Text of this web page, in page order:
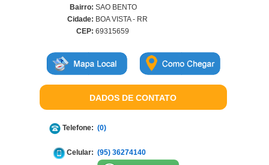
Bairro: SAO BENTO
Cidade: BOA VISTA - RR
CEP: 69315659
DADOS DE CONTATO
Telefone: (0)
Celular: (95) 36274140